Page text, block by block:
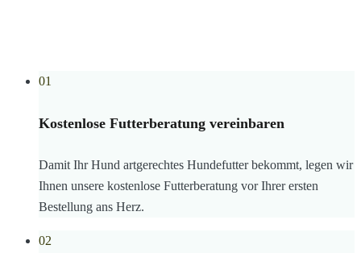
01
Kostenlose Futterberatung vereinbaren
Damit Ihr Hund artgerechtes Hundefutter bekommt, legen wir
Ihnen unsere kostenlose Futterberatung vor Ihrer ersten
Bestellung ans Herz.
02